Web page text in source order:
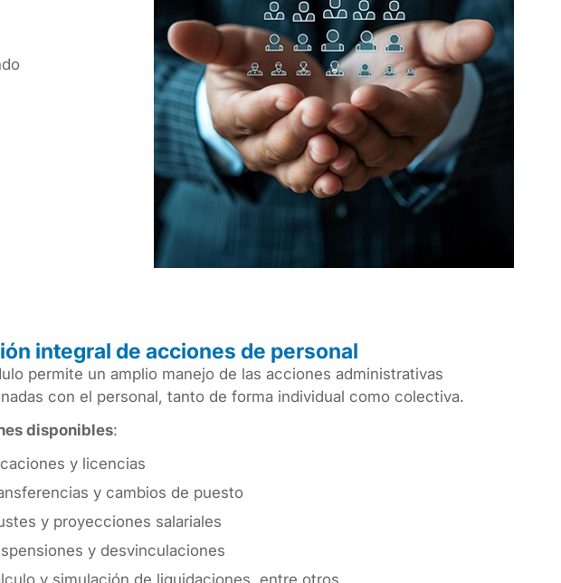
integral de acciones de personal
permite un amplio manejo de las acciones administrativas
con el personal, tanto de forma individual como colectiva.
disponibles:
y licencias
y cambios de puesto
y proyecciones salariales
y desvinculaciones
y simulación de liquidaciones, entre otros